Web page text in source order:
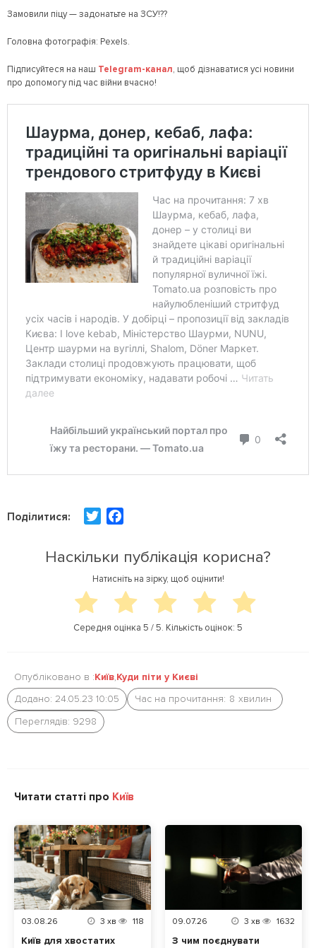
Замовили піцу — задонатьте на ЗСУ!??
Головна фотографія: Pexels.
Підписуйтеся на наш Telegram-канал, щоб дізнаватися усі новини
про допомогу під час війни вчасно!
Поділитися:
t
t
e
b
o
k
Наскільки публікація корисна?
Натисніть на зірку, щоб оцінити!
Середня оцінка 5 / 5. Кількість оцінок: 5
Опубліковано в :Київ,Куди піти у Києві
Додано: 24.05.23 10:05
Час на прочитання: 8 хвилин
Переглядів: 9298
Читати статті про Київ
03.08.26 3 хв 118
Київ для хвостатих
09.07.26 3 хв 1632
З чим поєднувати